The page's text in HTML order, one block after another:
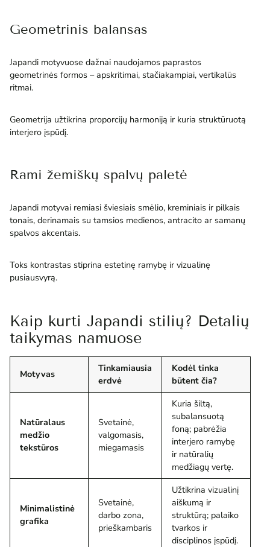
Geometrinis balansas
Japandi motyvuose dažnai naudojamos paprastos
geometrinės formos – apskritimai, stačiakampiai, vertikalūs
ritmai.
Geometrija užtikrina proporcijų harmoniją ir kuria struktūruotą
interjero įspūdį.
Rami žemiškų spalvų paletė
Japandi motyvai remiasi šviesiais smėlio, kreminiais ir pilkais
tonais, derinamais su tamsios medienos, antracito ar samanų
spalvos akcentais.
Toks kontrastas stiprina estetinę ramybę ir vizualinę
pusiausvyrą.
Kaip kurti Japandi stilių? Detalių
taikymas namuose
Motyvas
Tinkamiausia
erdvė
Kodėl tinka
būtent čia?
Natūralaus
medžio
tekstūros
Svetainė,
valgomasis,
miegamasis
Kuria šiltą,
subalansuotą
foną; pabrėžia
interjero ramybę
ir natūralių
medžiagų vertę.
Minimalistinė
grafika
Svetainė,
darbo zona,
prieškambaris
Užtikrina vizualinį
aiškumą ir
struktūrą; palaiko
tvarkos ir
disciplinos įspūdį.